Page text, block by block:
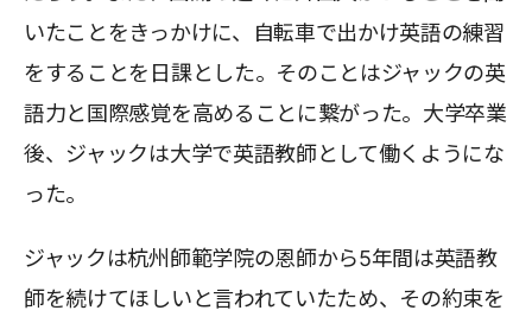
いたことをきっかけに、自転車で出かけ英語の練習
をすることを日課とした。そのことはジャックの英
語力と国際感覚を高めることに繋がった。大学卒業
後、ジャックは大学で英語教師として働くようにな
った。
ジャックは杭州師範学院の恩師から5年間は英語教
師を続けてほしいと言われていたため、その約束を